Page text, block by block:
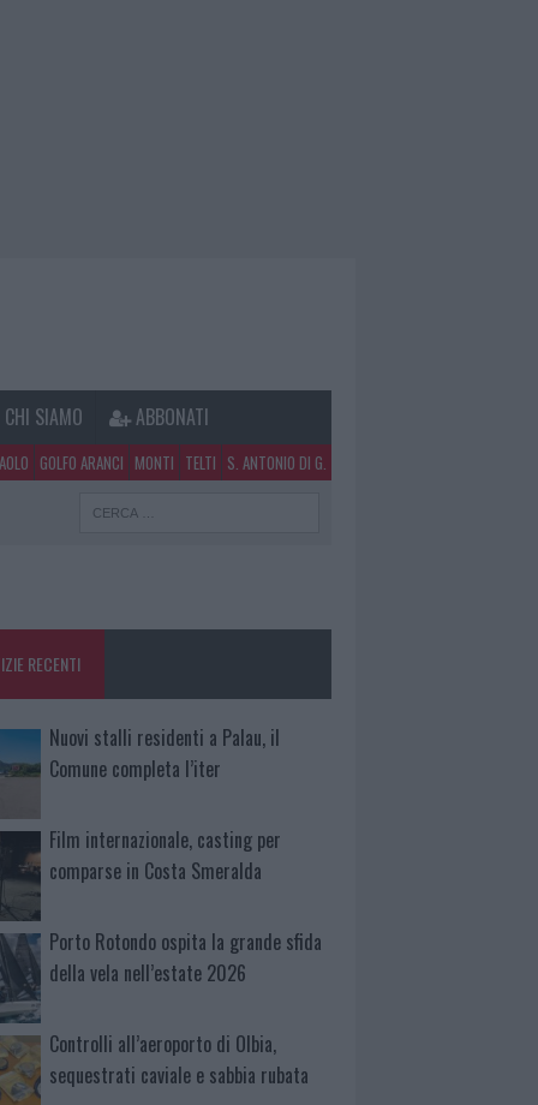
CHI SIAMO ABBONATI
GOLFO ARANCI MONTI TELTI S. ANTONIO DI G.
RECENTI
Nuovi stalli residenti a Palau, il
Comune completa l’iter
Film internazionale, casting per
comparse in Costa Smeralda
Porto Rotondo ospita la grande sfida
della vela nell’estate 2026
Controlli all’aeroporto di Olbia,
sequestrati caviale e sabbia rubata